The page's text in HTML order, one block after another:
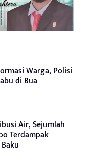
Warga, Polisi
di Bua
Air, Sejumlah
Terdampak